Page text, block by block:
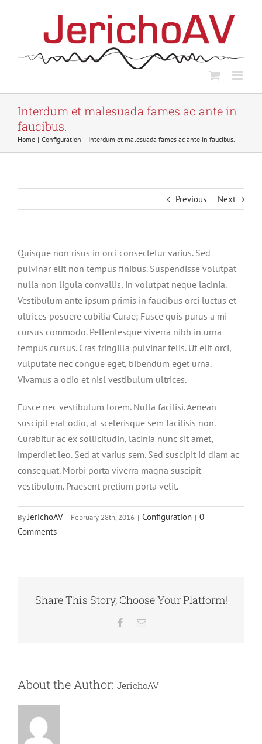
Interdum et malesuada fames ac ante in
faucibus.
Home Configuration Interdum et malesuada fames ac ante in faucibus.
Previous Next
Quisque non risus in orci consectetur varius. Sed
pulvinar elit non tempus finibus. Suspendisse volutpat
nulla non ligula convallis, in volutpat neque lacinia.
Vestibulum ante ipsum primis in faucibus orci luctus et
ultrices posuere cubilia Curae; Fusce quis purus a mi
cursus commodo. Pellentesque viverra nibh in urna
tempus cursus. Cras fringilla pulvinar felis. Ut elit orci,
vulputate nec congue eget, bibendum eget urna.
Vivamus a odio et nisl vestibulum ultrices.
Fusce nec vestibulum lorem. Nulla facilisi. Aenean
suscipit erat odio, at scelerisque sem facilisis non.
Curabitur ac ex sollicitudin, lacinia nunc sit amet,
imperdiet leo. Sed at varius sem. Sed suscipit id diam ac
consequat. Morbi porta viverra magna suscipit
vestibulum. Praesent pretium porta velit.
ByJerichoAV | February 28th, 2016 | Configuration | 0
Comments
Share This Story, Choose Your Platform!
Facebook
Email
About the Author: JerichoAV